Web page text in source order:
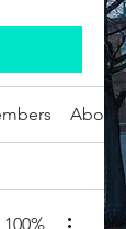
About